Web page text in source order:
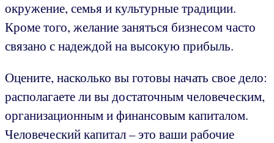
окружение, семья и культурные традиции.
Кроме того, желание заняться бизнесом часто
связано с надеждой на высокую прибыль.
Оцените, насколько вы готовы начать свое дело:
располагаете ли вы достаточным человеческим,
организационным и финансовым капиталом.
Человеческий капитал – это ваши рабочие